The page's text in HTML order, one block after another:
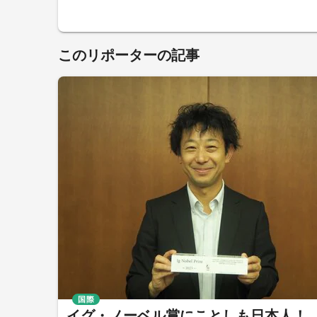
このリポーターの記事
国際